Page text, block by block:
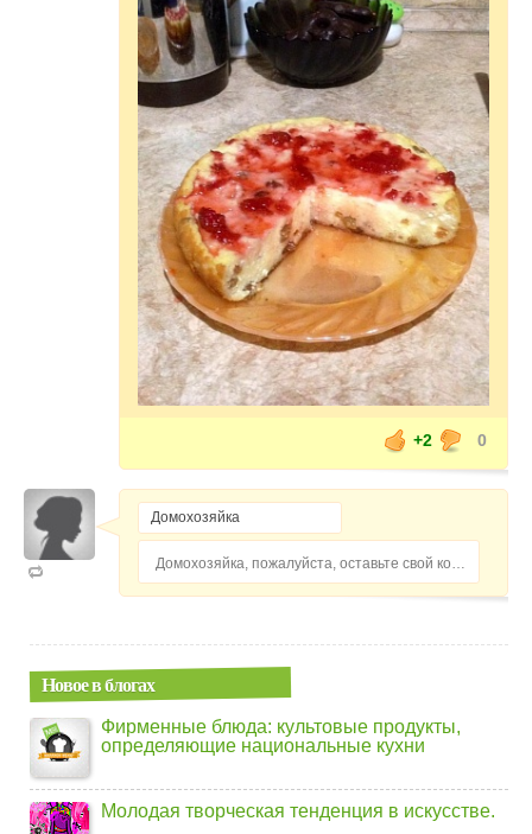
+2 0
Домохозяйка, пожалуйста, оставьте свой комментарий...
Новое в блогах
Фирменные блюда: культовые продукты,
определяющие национальные кухни
Молодая творческая тенденция в искусстве.